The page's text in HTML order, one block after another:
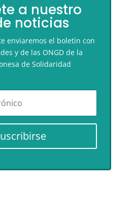
a nuestro
noticias
enviaremos el boletín con
y de las ONGD de la
de Solidaridad